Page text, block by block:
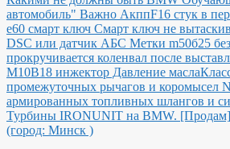
автомобиль" Важно АкппF16 стук в
е60 смарт ключ Смарт ключ не
DSC или датчик АБС Метки m50б25
прокручивается коленвал после
М10В18 инжектор Давление масла
промежуточных рычагов и коромысел
армированных топливных шлангов и
Турбины IRONUNIT на BMW.
(город: Минск )